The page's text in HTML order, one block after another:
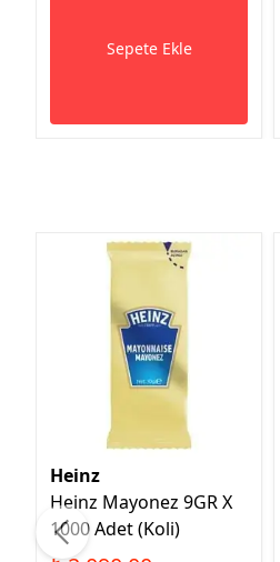
Sepete Ekle
Heinz
Heinz Mayonez 9GR X
1000 Adet (Koli)